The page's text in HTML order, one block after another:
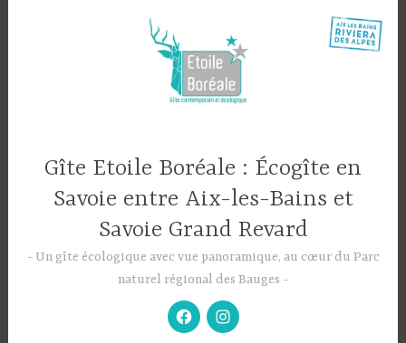
Gîte Etoile Boréale : Écogîte en
Savoie entre Aix-les-Bains et
Savoie Grand Revard
Un gîte écologique avec vue panoramique, au cœur du Parc
naturel régional des Bauges
Facebook
Etoile
Boreale
instagram
etoile
boreale